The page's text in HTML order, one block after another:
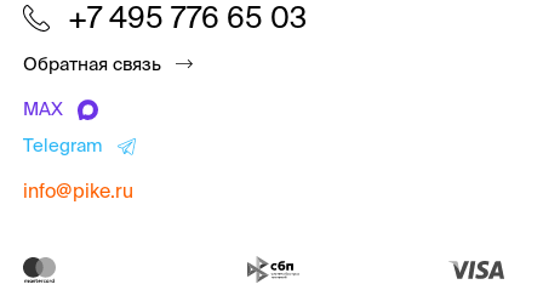
+7 495 776 65 03
Обратная связь
MAX
Telegram
info@pike.ru